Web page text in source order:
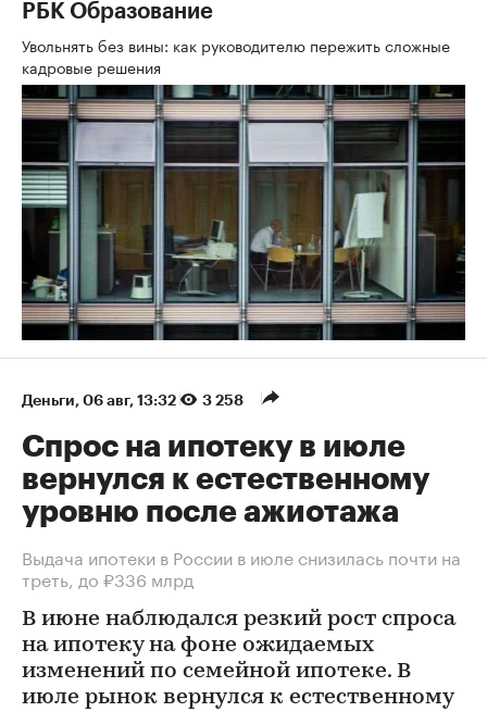
РБК Образование
Увольнять без вины: как руководителю пережить сложные
кадровые решения
Деньги⁠, 06 авг, 13:32 3 258
Спрос на ипотеку в июле
вернулся к естественному
уровню после ажиотажа
Выдача ипотеки в России в июле снизилась почти на
треть, до ₽336 млрд
В июне наблюдался резкий рост спроса
на ипотеку на фоне ожидаемых
изменений по семейной ипотеке. В
июле рынок вернулся к естественному